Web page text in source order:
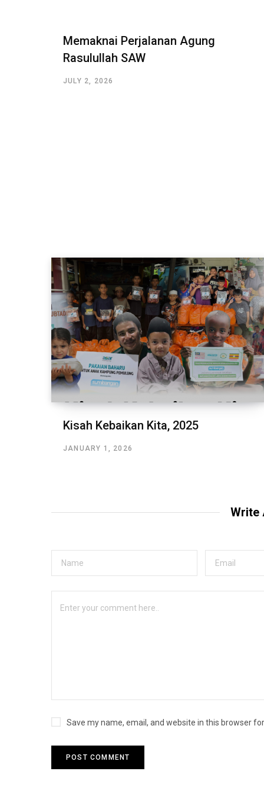
Memaknai Perjalanan Agung
Rasulullah SAW
JULY 2, 2026
Kisah Kebaikan Kita, 2025
JANUARY 1, 2026
Write
Save my name, email, and website in this browser